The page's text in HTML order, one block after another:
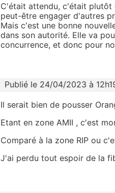
C'était attendu, c'était plutôt
peut-être engager d'autres
Mais c'est une bonne
dans son autorité. Elle va
concurrence, et donc pour
Publié le 24/04/2023 à
Il serait bien de pousser
Etant en zone AMII , c'est
Comparé à la zone RIP ou
J'ai perdu tout espoir de la